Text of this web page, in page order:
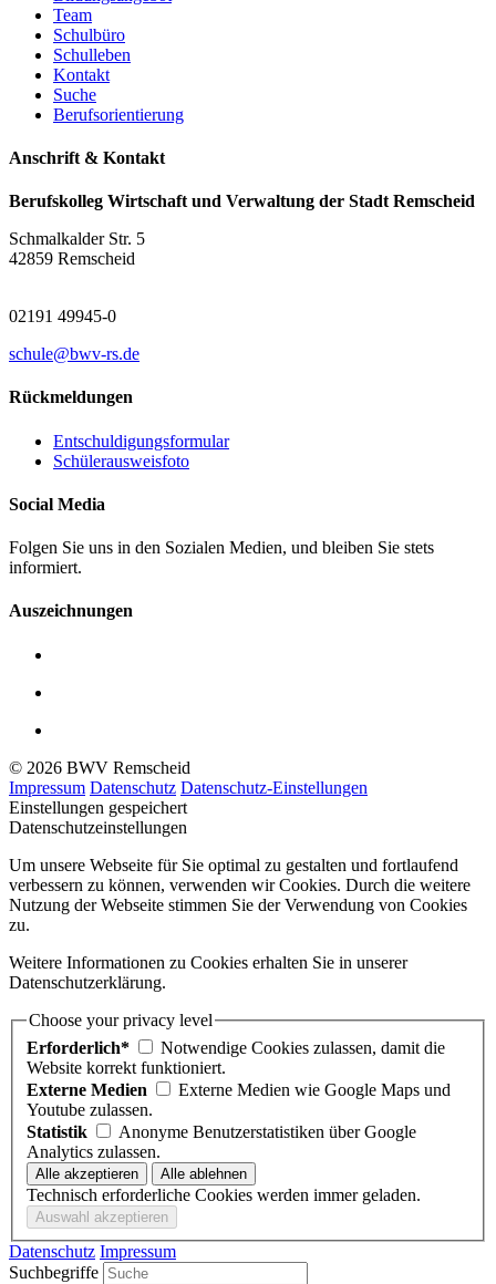
Team
Schulbüro
Schulleben
Kontakt
Suche
Berufsorientierung
Anschrift & Kontakt
Berufskolleg Wirtschaft und Verwaltung der Stadt Remscheid
Schmalkalder Str. 5
42859 Remscheid
02191 49945-0
schule@bwv-rs.de
Rückmeldungen
Entschuldigungsformular
Schülerausweisfoto
Social Media
Folgen Sie uns in den Sozialen Medien, und bleiben Sie stets
informiert.
Auszeichnungen
© 2026 BWV Remscheid
Impressum Datenschutz Datenschutz-Einstellungen
Einstellungen gespeichert
Datenschutzeinstellungen
Um unsere Webseite für Sie optimal zu gestalten und fortlaufend
verbessern zu können, verwenden wir Cookies. Durch die weitere
Nutzung der Webseite stimmen Sie der Verwendung von Cookies
zu.
Weitere Informationen zu Cookies erhalten Sie in unserer
Datenschutzerklärung.
Choose your privacy level
Erforderlich*
Notwendige Cookies zulassen, damit die
Website korrekt funktioniert.
Externe Medien
Externe Medien wie Google Maps und
Youtube zulassen.
Statistik
Anonyme Benutzerstatistiken über Google
Analytics zulassen.
Technisch erforderliche Cookies werden immer geladen.
Datenschutz Impressum
Suchbegriffe